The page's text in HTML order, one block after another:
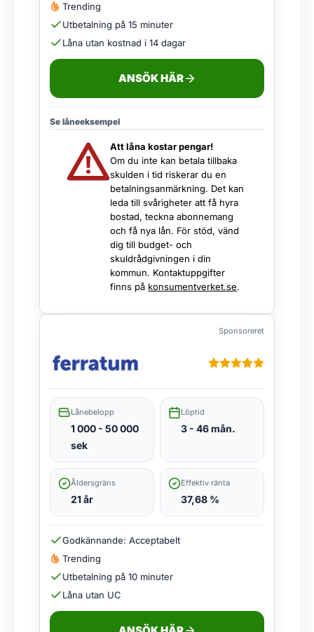
Trending
Utbetalning på 15 minuter
Låna utan kostnad i 14 dagar
ANSÖK HÄR
Se låneeksempel
Att låna kostar pengar!
Om du inte kan betala tillbaka
skulden i tid riskerar du en
betalningsanmärkning. Det kan
leda till svårigheter att få hyra
bostad, teckna abonnemang
och få nya lån. För stöd, vänd
dig till budget- och
skuldrådgivningen i din
kommun. Kontaktuppgifter
finns på konsumentverket.se.
Sponsoreret
Lånebelopp
1 000 - 50 000
sek
Löptid
3 - 46 mån.
Åldersgräns
21 år
Effektiv ränta
37,68 %
Godkännande: Acceptabelt
Trending
Utbetalning på 10 minuter
Låna utan UC